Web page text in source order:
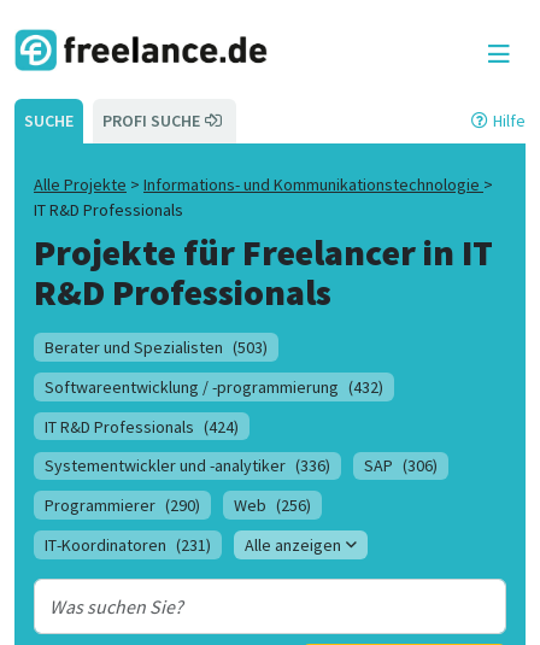
SUCHE PROFI SUCHE Hilfe
Alle Projekte > Informations- und Kommunikationstechnologie >
IT R&D Professionals
Projekte für Freelancer in IT
R&D Professionals
Berater und Spezialisten (503)
Softwareentwicklung / -programmierung (432)
IT R&D Professionals (424)
Systementwickler und -analytiker (336) SAP (306)
Programmierer (290) Web (256)
IT-Koordinatoren (231) Alle anzeigen